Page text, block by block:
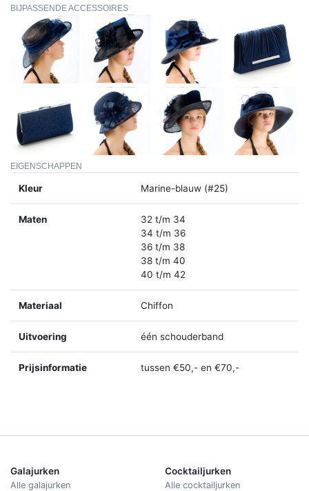
BIJPASSENDE ACCESSOIRES
EIGENSCHAPPEN
Kleur Marine-blauw (#25)
Maten
32 t/m 34
34 t/m 36
36 t/m 38
38 t/m 40
40 t/m 42
Materiaal Chiffon
Uitvoering één schouderband
Prijsinformatie tussen €50,- en €70,-
Galajurken
Alle galajurken
Cocktailjurken
Alle cocktailjurken